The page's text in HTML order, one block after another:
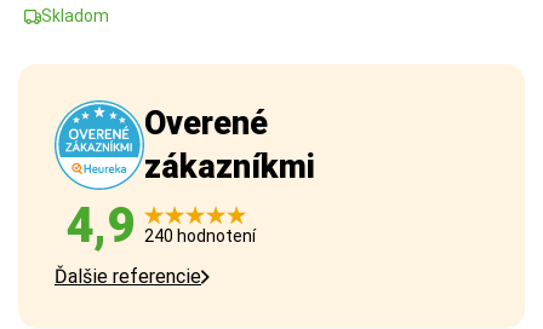
Skladom
Overené
zákazníkmi
4,9 240 hodnotení
Ďalšie referencie